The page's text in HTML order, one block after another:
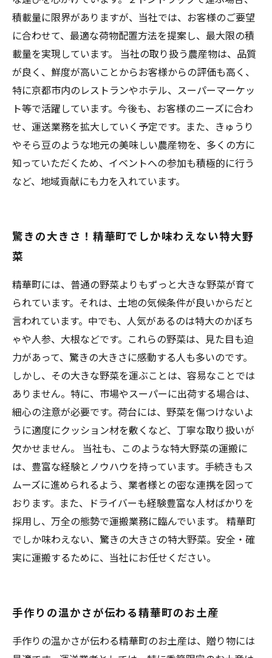
積載量に限界がありますが、当社では、お客様のご要望
に合わせて、最適な荷物配置方法を提案し、最大限の積
載量を実現しています。 当社の取り扱う農産物は、品質
が良く、鮮度が高いことからお客様からの評価も高く、
特に京都市内のレストランやホテル、スーパーマーケッ
ト等で活躍しています。今後も、お客様のニーズに合わ
せ、運送業務を拡大していく予定です。また、きゅうり
やそら豆のような地元の美味しい農産物を、多くの方に
知っていただくため、イベントへの参加も積極的に行う
など、地域貢献にも力を入れています。
驚きの大きさ！精華町でしか味わえない特大野
菜
精華町には、普通の野菜よりもずっと大きな野菜が育て
られています。それは、土地の気候条件が良いからだと
言われています。中でも、人気があるのは特大のかぼち
ゃや人参、大根などです。これらの野菜は、見た目も迫
力があって、驚きの大きさに感動する人も多いのです。
しかし、その大きな野菜を運ぶことは、容易なことでは
ありません。特に、市場やスーパーに出荷する場合は、
細心の注意が必要です。荷台には、野菜を傷つけないよ
うに適度にクッション材を敷くなど、丁寧な取り扱いが
欠かせません。 当社も、このような特大野菜の運搬に
は、豊富な経験とノウハウを持っています。手続きもス
ムーズに進められるよう、業者様との密な連携を図って
おります。また、ドライバーも経験豊富な人材ばかりを
採用し、万全の態勢で運搬業務に臨んでいます。 精華町
でしか味わえない、驚きの大きさの特大野菜。安全・確
実に運搬するために、当社にお任せください。
手作りの温かさが伝わる精華町のお土産
手作りの温かさが伝わる精華町のお土産は、贈り物には